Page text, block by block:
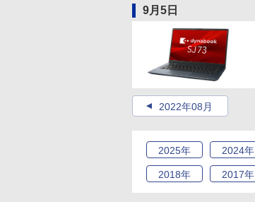
9月5日
2022年08月
2025年 2024年
2018年 2017年